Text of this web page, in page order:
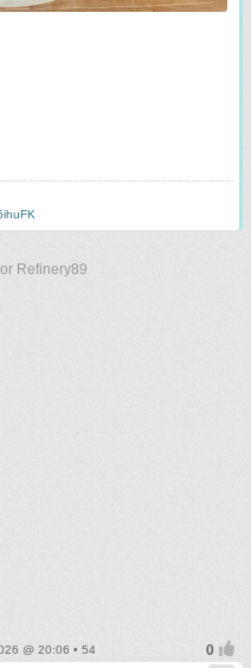
Refinery89
@ 20:06 • 54